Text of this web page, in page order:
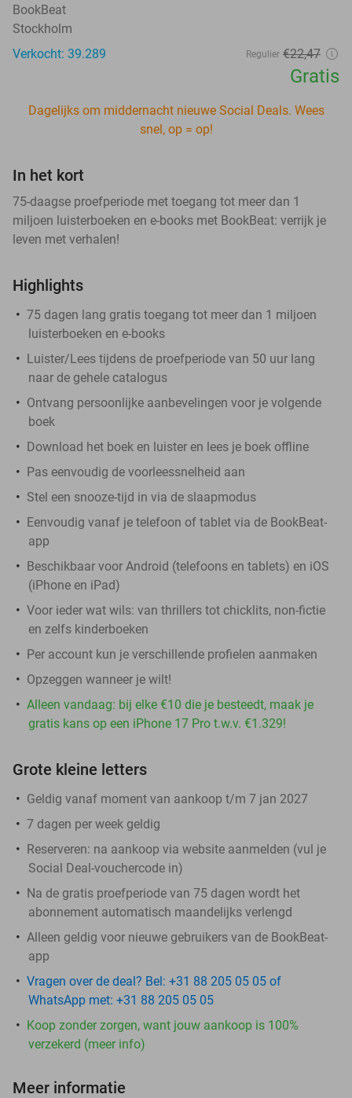
BookBeat
Stockholm
Verkocht: 39.289
Regulier €22,47
Gratis
Dagelijks om middernacht nieuwe Social Deals. Wees
snel, op = op!
In het kort
75-daagse proefperiode met toegang tot meer dan 1
miljoen luisterboeken en e-books met BookBeat: verrijk je
leven met verhalen!
Highlights
75 dagen lang gratis toegang tot meer dan 1 miljoen
luisterboeken en e-books
Luister/Lees tijdens de proefperiode van 50 uur lang
naar de gehele catalogus
Ontvang persoonlijke aanbevelingen voor je volgende
boek
Download het boek en luister en lees je boek offline
Pas eenvoudig de voorleessnelheid aan
Stel een snooze-tijd in via de slaapmodus
Eenvoudig vanaf je telefoon of tablet via de BookBeat-
app
Beschikbaar voor Android (telefoons en tablets) en iOS
(iPhone en iPad)
Voor ieder wat wils: van thrillers tot chicklits, non-fictie
en zelfs kinderboeken
Per account kun je verschillende profielen aanmaken
Opzeggen wanneer je wilt!
Alleen vandaag: bij elke €10 die je besteedt, maak je
gratis kans op een iPhone 17 Pro t.w.v. €1.329!
Grote kleine letters
Geldig vanaf moment van aankoop t/m 7 jan 2027
7 dagen per week geldig
Reserveren: na aankoop via website aanmelden (vul je
Social Deal-vouchercode in)
Na de gratis proefperiode van 75 dagen wordt het
abonnement automatisch maandelijks verlengd
Alleen geldig voor nieuwe gebruikers van de BookBeat-
app
Vragen over de deal? Bel: +31 88 205 05 05 of
WhatsApp met: +31 88 205 05 05
Koop zonder zorgen, want jouw aankoop is 100%
verzekerd (meer info)
Meer informatie